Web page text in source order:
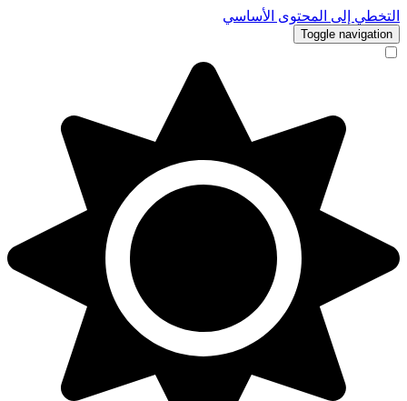
التخطي إلى المحتوى الأساسي
Toggle navigation